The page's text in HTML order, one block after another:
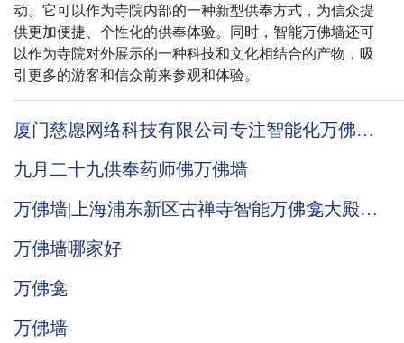
动。它可以作为寺院内部的一种新型供奉方式，为信众提
供更加便捷、个性化的供奉体验。同时，智能万佛墙还可
以作为寺院对外展示的一种科技和文化相结合的产物，吸
引更多的游客和信众前来参观和体验。
厦门慈愿网络科技有限公司专注智能化万佛墙
九月二十九供奉药师佛万佛墙
万佛墙|上海浦东新区古禅寺智能万佛龛大殿施
万佛墙哪家好
万佛龛
万佛墙